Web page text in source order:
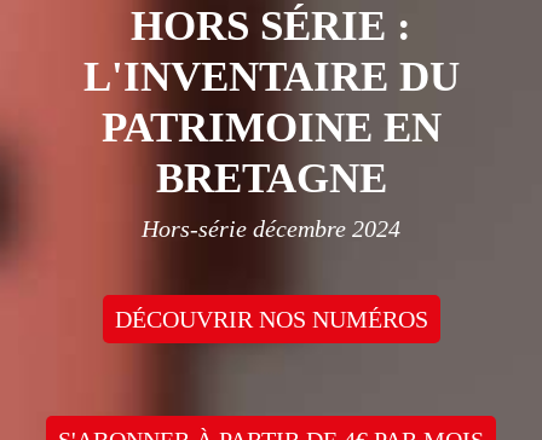
HORS SÉRIE :
L'INVENTAIRE DU
PATRIMOINE EN
BRETAGNE
Hors-série décembre 2024
DÉCOUVRIR NOS NUMÉROS